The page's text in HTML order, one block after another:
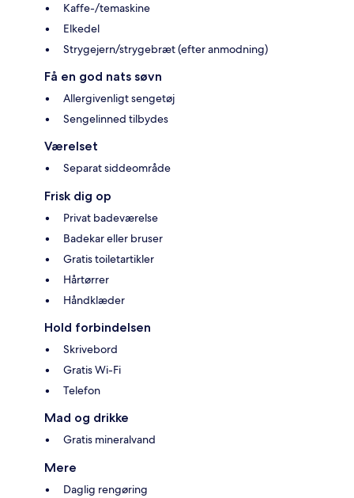
Kaffe-/temaskine
Elkedel
Strygejern/strygebræt (efter anmodning)
Få en god nats søvn
Allergivenligt sengetøj
Sengelinned tilbydes
Værelset
Separat siddeområde
Frisk dig op
Privat badeværelse
Badekar eller bruser
Gratis toiletartikler
Hårtørrer
Håndklæder
Hold forbindelsen
Skrivebord
Gratis Wi-Fi
Telefon
Mad og drikke
Gratis mineralvand
Mere
Daglig rengøring